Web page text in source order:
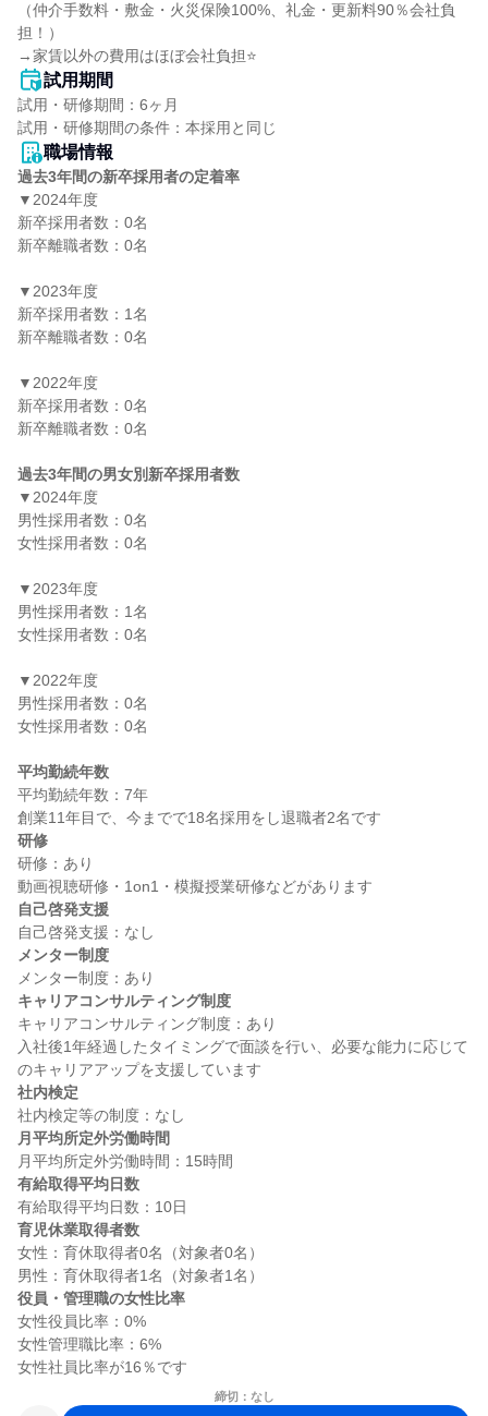
（仲介手数料・敷金・火災保険100%、礼金・更新料90％会社負
担！）
→家賃以外の費用はほぼ会社負担⭐
試用期間
試用・研修期間：6ヶ月
職場情報
過去3年間の新卒採用者の定着率
▼2024年度
新卒採用者数：0名
新卒離職者数：0名
▼2023年度
新卒採用者数：1名
新卒離職者数：0名
▼2022年度
新卒採用者数：0名
新卒離職者数：0名
過去3年間の男女別新卒採用者数
▼2024年度
男性採用者数：0名
女性採用者数：0名
▼2023年度
男性採用者数：1名
女性採用者数：0名
▼2022年度
男性採用者数：0名
女性採用者数：0名
平均勤続年数
平均勤続年数：7年
研修
研修：あり
自己啓発支援
メンター制度
キャリアコンサルティング制度
キャリアコンサルティング制度：あり
入社後1年経過したタイミングで面談を行い、必要な能力に応じて
社内検定
月平均所定外労働時間
有給取得平均日数
育児休業取得者数
女性：育休取得者0名（対象者0名）
役員・管理職の女性比率
女性役員比率：0%
女性管理職比率：6%
締切：なし